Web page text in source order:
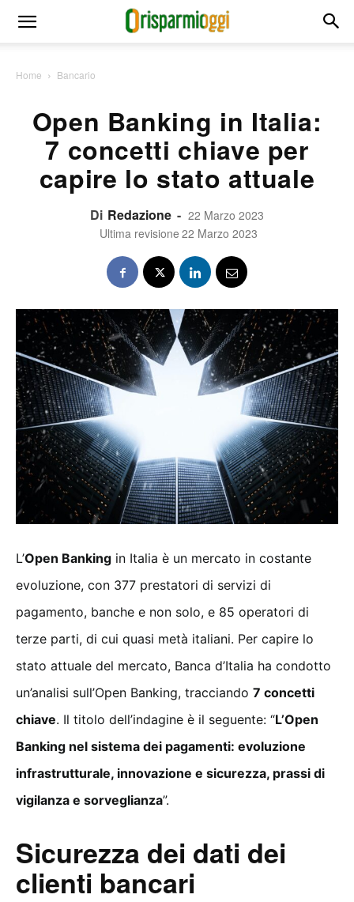
Home Bancario
Open Banking in Italia:
7 concetti chiave per
capire lo stato attuale
Di Redazione - 22 Marzo 2023
Ultima revisione 22 Marzo 2023
L’Open Banking in Italia è un mercato in costante
evoluzione, con 377 prestatori di servizi di
pagamento, banche e non solo, e 85 operatori di
terze parti, di cui quasi metà italiani. Per capire lo
stato attuale del mercato, Banca d’Italia ha condotto
un’analisi sull’Open Banking, tracciando 7 concetti
chiave. Il titolo dell’indagine è il seguente: “L’Open
Banking nel sistema dei pagamenti: evoluzione
infrastrutturale, innovazione e sicurezza, prassi di
vigilanza e sorveglianza”.
Sicurezza dei dati dei
clienti bancari